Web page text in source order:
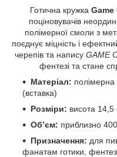
Готична кружка Game
поціновувачів
полімерної смоли з
поєднує міцність і
черепів та напису GAME
фентезі та стане
Матеріал:
(вставка)
Розміри: висота
Об’єм: приблизно
Призначення: для
фанатам готики,